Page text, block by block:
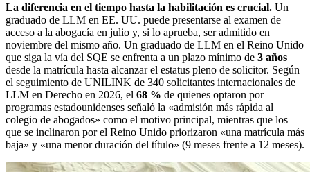
La diferencia en el tiempo hasta la habilitación es crucial. Un
graduado de LLM en EE. UU. puede presentarse al examen de
acceso a la abogacía en julio y, si lo aprueba, ser admitido en
noviembre del mismo año. Un graduado de LLM en el Reino Unido
que siga la vía del SQE se enfrenta a un plazo mínimo de 3 años
desde la matrícula hasta alcanzar el estatus pleno de solicitor. Según
el seguimiento de UNILINK de 340 solicitantes internacionales de
LLM en Derecho en 2026, el 68 % de quienes optaron por
programas estadounidenses señaló la «admisión más rápida al
colegio de abogados» como el motivo principal, mientras que los
que se inclinaron por el Reino Unido priorizaron «una matrícula más
baja» y «una menor duración del título» (9 meses frente a 12 meses).